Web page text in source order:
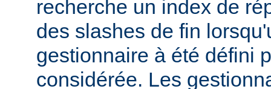
recherche un index de
des slashes de fin
gestionnaire à été défini
considérée. Les